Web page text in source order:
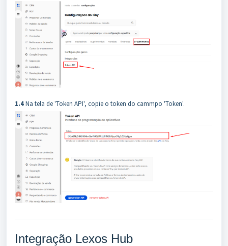
1.4Na tela de 'Token API', copie o token do cammpo 'Token'.
Integração Lexos Hub